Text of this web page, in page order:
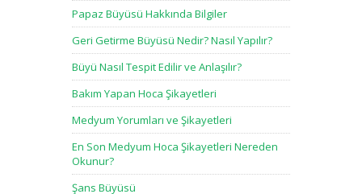
Papaz Büyüsü Hakkında Bilgiler
Geri Getirme Büyüsü Nedir? Nasıl Yapılır?
Büyü Nasıl Tespit Edilir ve Anlaşılır?
Bakım Yapan Hoca Şikayetleri
Medyum Yorumları ve Şikayetleri
En Son Medyum Hoca Şikayetleri Nereden
Okunur?
Şans Büyüsü